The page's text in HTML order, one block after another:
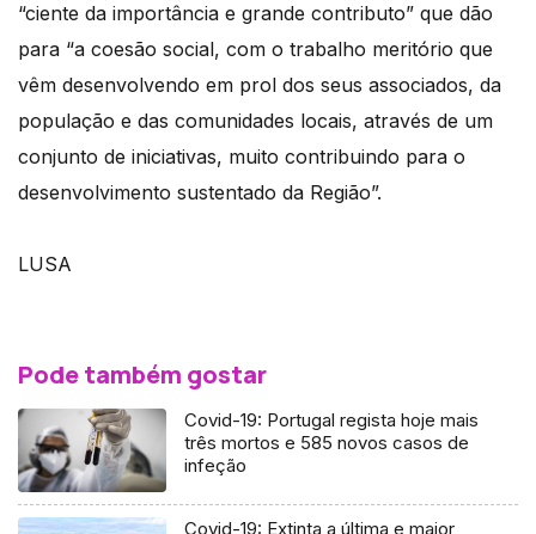
“ciente da importância e grande contributo” que dão
para “a coesão social, com o trabalho meritório que
vêm desenvolvendo em prol dos seus associados, da
população e das comunidades locais, através de um
conjunto de iniciativas, muito contribuindo para o
desenvolvimento sustentado da Região”.
LUSA
Pode também gostar
Covid-19: Portugal regista hoje mais
três mortos e 585 novos casos de
infeção
Covid-19: Extinta a última e maior